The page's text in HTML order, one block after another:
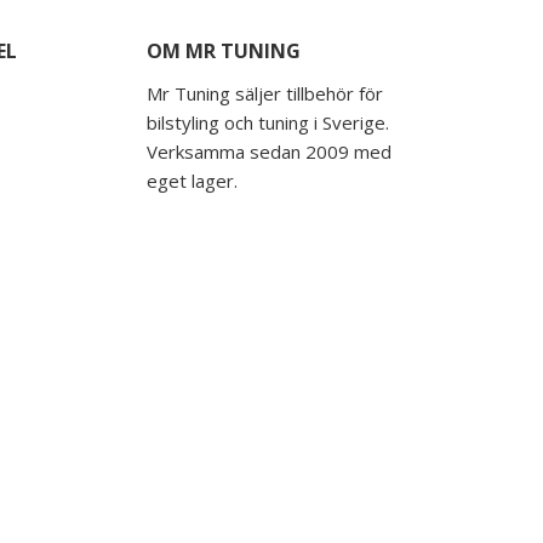
OM MR TUNING
Mr Tuning säljer tillbehör för
bilstyling och tuning i Sverige.
Verksamma sedan 2009 med
eget lager.